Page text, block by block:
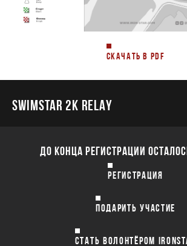
СКАЧАТЬ В PDF
SWIMSTAR 2K RELAY
ДО КОНЦА РЕГИСТРАЦИИ
РЕГИСТРАЦИЯ
ПОДАРИТЬ УЧАСТИЕ
СТАТЬ ВОЛОНТЁРОМ